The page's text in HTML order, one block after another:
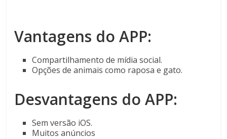
Vantagens do APP:
Compartilhamento de mídia social.
Opções de animais como raposa e gato.
Desvantagens do APP:
Sem versão iOS.
Muitos anúncios